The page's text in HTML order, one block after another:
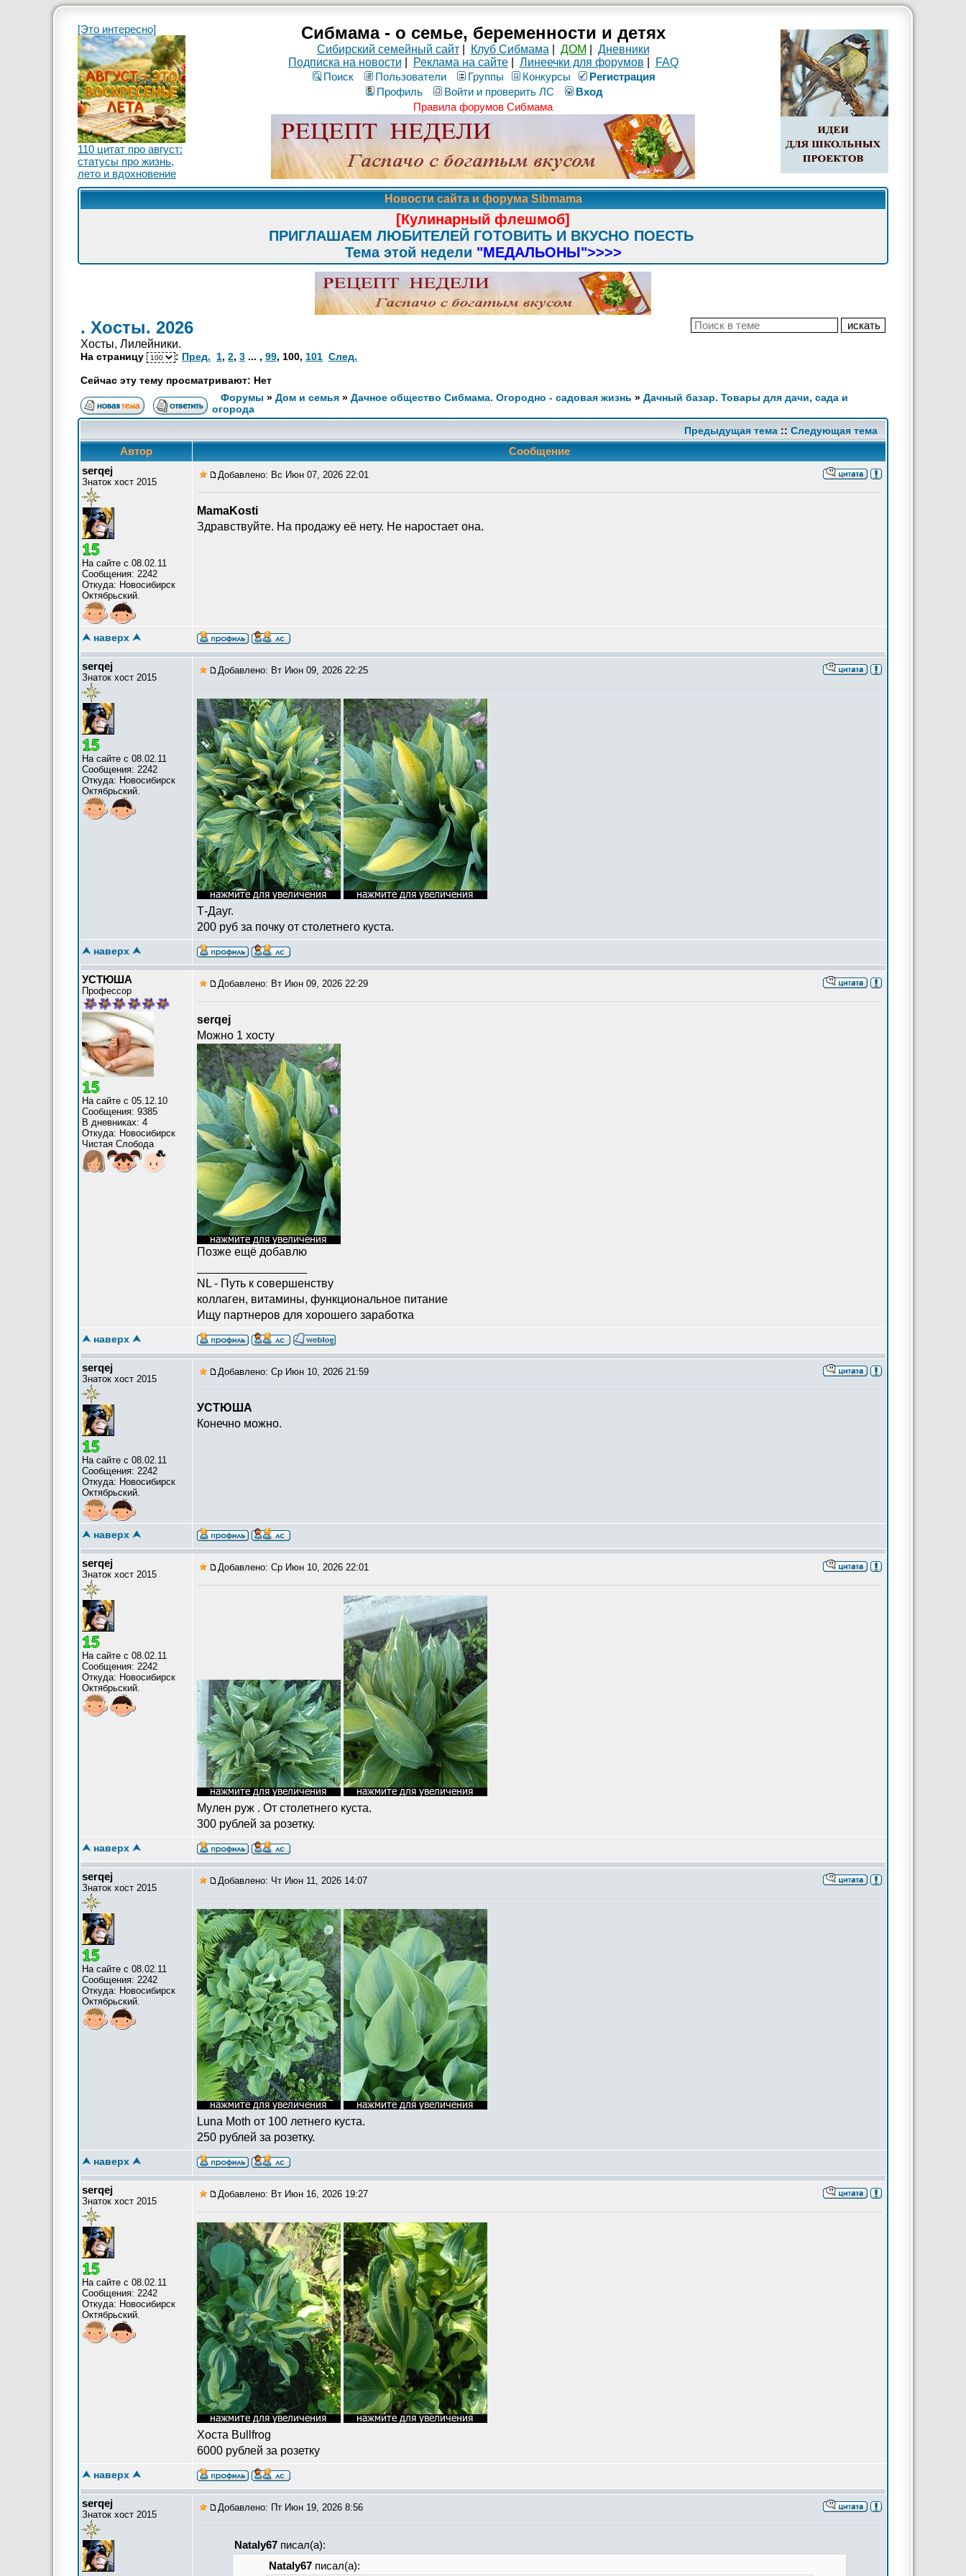
[Это интересно]
110 цитат про август:
статусы про жизнь,
лето и вдохновение
Сибмама - о семье, беременности и детях
Сибирский семейный сайт| Клуб Сибмама ДОМ
Дневники
Подписка на новости
Реклама на сайте| Линеечки для форумов
FAQ
Поиск
Пользователи Группы Конкурсы
Рeгиcтpaция
Профиль
Войти и проверить ЛС
Вход
Правила форумов Сибмама
Новости сайта и форума Sibmama
[Кулинарный флешмоб]
ПРИГЛАШАЕМ ЛЮБИТЕЛЕЙ ГОТОВИТЬ И ВКУСНО ПОЕСТЬ
Тема этой недели "МЕДАЛЬОНЫ">>>>
. Хосты. 2026
Хосты, Лилейники.
На страницу : Пред. 1, 2, 3 ... , 99, 100, 101 След.
Сейчас эту тему просматривают: Нет
Форумы » Дом и семья » Дачное общество Сибмама. Огородно - садовая жизнь » Дачный базар. Товары для дачи, сада и
огорода
Предыдущая тема :: Следующая тема
Автор
Сообщение
serqej
Знаток хост 2015
На сайте с 08.02.11
Сообщения: 2242
Откуда: Новосибирск
Октябрьский.
Добавлено: Вс Июн 07, 2026 22:01
MamaKosti
Здравствуйте. На продажу её нету. Не наростает она.
⮝ наверх ⮝
serqej
Знаток хост 2015
На сайте с 08.02.11
Сообщения: 2242
Откуда: Новосибирск
Октябрьский.
Добавлено: Вт Июн 09, 2026 22:25
Т-Дауг.
200 руб за почку от столетнего куста.
⮝ наверх ⮝
УСТЮША
Профессор
На сайте с 05.12.10
Сообщения: 9385
В дневниках: 4
Откуда: Новосибирск
Чистая Слобода
Добавлено: Вт Июн 09, 2026 22:29
serqej
Можно 1 хосту
Позже ещё добавлю
NL - Путь к совершенству
коллаген, витамины, функциональное питание
Ищу партнеров для хорошего заработка
⮝ наверх ⮝
serqej
Знаток хост 2015
На сайте с 08.02.11
Сообщения: 2242
Откуда: Новосибирск
Октябрьский.
Добавлено: Ср Июн 10, 2026 21:59
УСТЮША
Конечно можно.
⮝ наверх ⮝
serqej
Знаток хост 2015
На сайте с 08.02.11
Сообщения: 2242
Откуда: Новосибирск
Октябрьский.
Добавлено: Ср Июн 10, 2026 22:01
Мулен руж . От столетнего куста.
300 рублей за розетку.
⮝ наверх ⮝
serqej
Знаток хост 2015
На сайте с 08.02.11
Сообщения: 2242
Откуда: Новосибирск
Октябрьский.
Добавлено: Чт Июн 11, 2026 14:07
Luna Moth от 100 летнего куста.
250 рублей за розетку.
⮝ наверх ⮝
serqej
Знаток хост 2015
На сайте с 08.02.11
Сообщения: 2242
Откуда: Новосибирск
Октябрьский.
Добавлено: Вт Июн 16, 2026 19:27
Хоста Bullfrog
6000 рублей за розетку
⮝ наверх ⮝
serqej
Знаток хост 2015
Добавлено: Пт Июн 19, 2026 8:56
Nataly67 писал(а):
Nataly67писал(а):